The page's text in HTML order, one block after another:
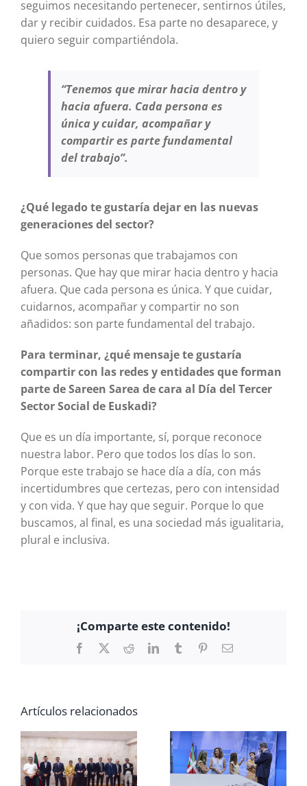
seguimos necesitando pertenecer, sentirnos útiles,
dar y recibir cuidados. Esa parte no desaparece, y
quiero seguir compartiéndola.
“Tenemos que mirar hacia dentro y
hacia afuera. Cada persona es
única y cuidar, acompañar y
compartir es parte fundamental
del trabajo”.
¿Qué legado te gustaría dejar en las nuevas
generaciones del sector?
Que somos personas que trabajamos con
personas. Que hay que mirar hacia dentro y hacia
afuera. Que cada persona es única. Y que cuidar,
cuidarnos, acompañar y compartir no son
añadidos: son parte fundamental del trabajo.
Para terminar, ¿qué mensaje te gustaría
compartir con las redes y entidades que forman
parte de Sareen Sarea de cara al Día del Tercer
Sector Social de Euskadi?
Que es un día importante, sí, porque reconoce
nuestra labor. Pero que todos los días lo son.
Porque este trabajo se hace día a día, con más
incertidumbres que certezas, pero con intensidad
y con vida. Y que hay que seguir. Porque lo que
buscamos, al final, es una sociedad más igualitaria,
plural e inclusiva.
¡Comparte este contenido!
Facebook RedditLinkedInTumblr PinterestCorreo
Artículos relacionados